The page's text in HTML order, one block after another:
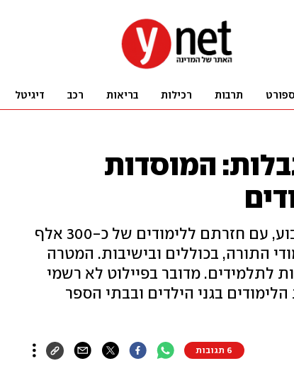
ספורט תרבות רכילות בריאות רכב דיגיטל
המוסדות
שנת הלימודים התשפ"ב נפתחת כבר השבוע, עם חזרתם ללימודים של כ-300 אלף
התורה, בכוללים ובישיבות. המטרה
ובדיקות סרולוגיות לתלמידים. מדובר בפיילוט לא רשמי
בגני הילדים ובבתי הספר
6 תגובות